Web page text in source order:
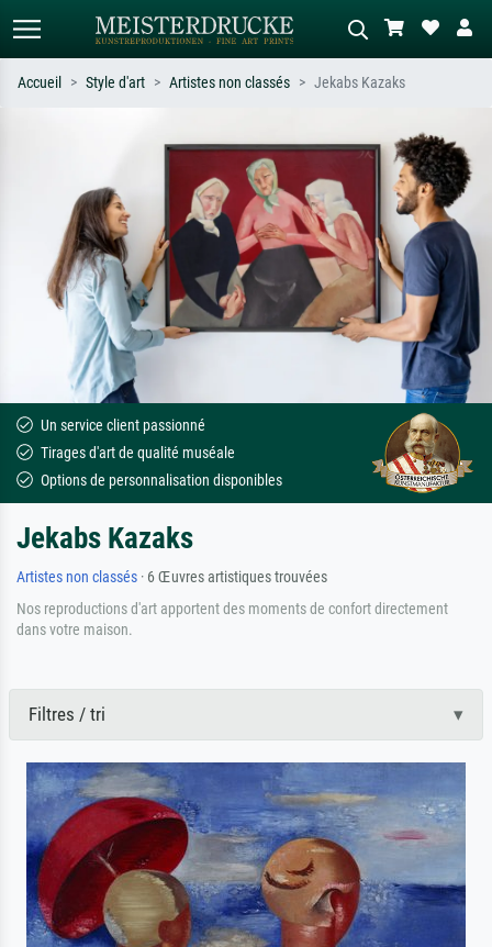
ex. Monet, Nuit étoilée,
impressionnisme, vague de Hokusai,
nu.
Décrivez la scène – ex. prairie verte,
abstrait avec beaucoup de rouge,
tableau sombre, nu debout près d'un
arbre.
Accueil Style d'art Artistes non classés Jekabs Kazaks
Un service client passionné
Tirages d'art de qualité muséale
Options de personnalisation disponibles
Jekabs Kazaks
Artistes non classés · 6 Œuvres artistiques trouvées
Nos reproductions d'art apportent des moments de confort directement
dans votre maison.
Filtres / tri